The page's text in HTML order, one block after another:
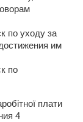
по уходу за
им
по
плати
4